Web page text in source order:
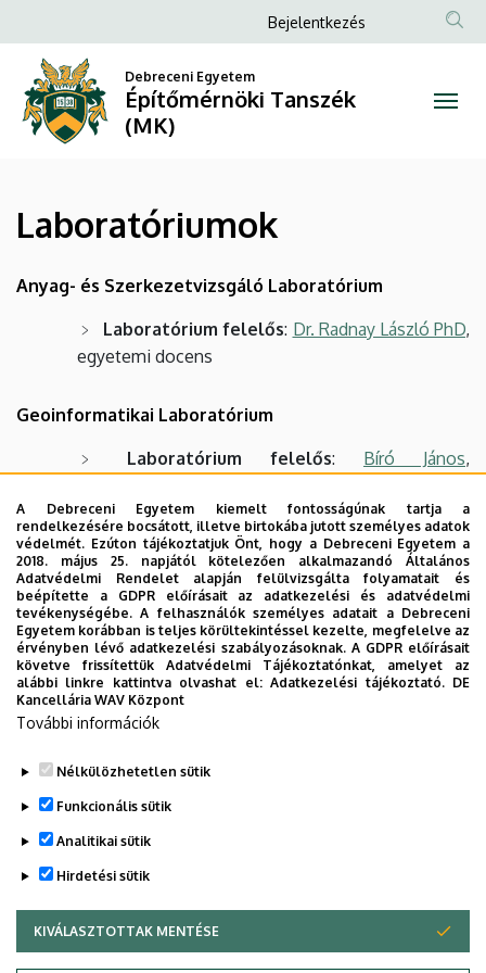
Építőmérnöki
Tanszék
(MK)
a
tartalomra
Anonim
menüje
Bejelentkezés
Debreceni Egyetem
Építőmérnöki Tanszék
(MK)
Laboratóriumok
Anyag- és Szerkezetvizsgáló Laboratórium
Laboratórium felelős: Dr. Radnay László PhD,
egyetemi docens
Geoinformatikai Laboratórium
Laboratórium felelős: Bíró János,
Geotechnika Laboratórium
Laboratórium felelős: Juhász Miklós,
meghívott oktató
Közművek Laboratórium
Laboratórium felelős
Legutóbbi frissítés: 2025. 08. 24. 08:00
A Debreceni Egyetem kiemelt fontosságúnak tartja a
rendelkezésére bocsátott, illetve birtokába jutott személyes adatok
védelmét. Ezúton tájékoztatjuk Önt, hogy a Debreceni Egyetem a
2018. május 25. napjától kötelezően alkalmazandó Általános
Adatvédelmi Rendelet alapján felülvizsgálta folyamatait és
beépítette a GDPR előírásait az adatkezelési és adatvédelmi
tevékenységébe. A felhasználók személyes adatait a Debreceni
Egyetem korábban is teljes körültekintéssel kezelte, megfelelve az
érvényben lévő adatkezelési szabályozásoknak. A GDPR előírásait
követve frissítettük Adatvédelmi Tájékoztatónkat, amelyet az
alábbi linkre kattintva olvashat el:Adatkezelési tájékoztató. DE
Kancellária WAV Központ
További információk
Nélkülözhetetlen sütik
Funkcionális sütik
Analitikai sütik
Hirdetési sütik
KIVÁLASZTOTTAK MENTÉSE
WITHDRAW CONSENT